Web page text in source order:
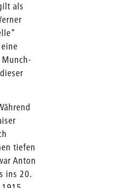
als
tiefen
Anton
ins 20.